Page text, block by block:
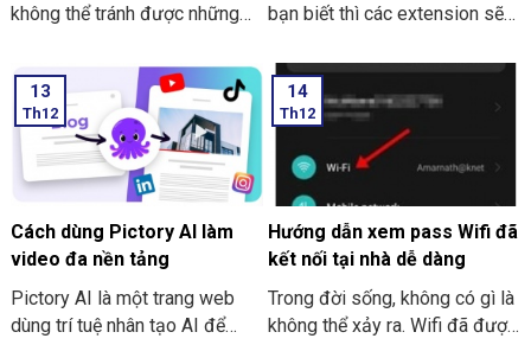
không thể tránh được những
Sẽ có lúc bạn lỡ tay nhấn in
nhầm, nhấn nhầm file hay là lỡ
tay nhấn chọn in ra nhiều bản
hơn. Các thao tác hủy lệnh in ở
máy Brother là hủy, không cần
in thêm tài liệu tiếp nữa. Và
việc thực hiện hủy lệnh in là
điều tốt nhất nhằm tránh sự
lãng phí thời gian.
bạn biết thì các extension sẽ
tab ẩn danh ở trên Google
Chrome. Trong bài viết này
THIÊN SƠN COMPUTER sẽ
chỉ cho bạn cách kích hoạt
extension nhé.
13
Th12
Cách dùng Pictory AI làm
video đa nền tảng
Pictory AI là một trang web
dùng trí tuệ nhân tạo AI để
14
Th12
Hướng dẫn xem pass Wifi đã
kết nối tại nhà dễ dàng
Trong đời sống, không có gì là
không thể xảy ra. Wifi đã được